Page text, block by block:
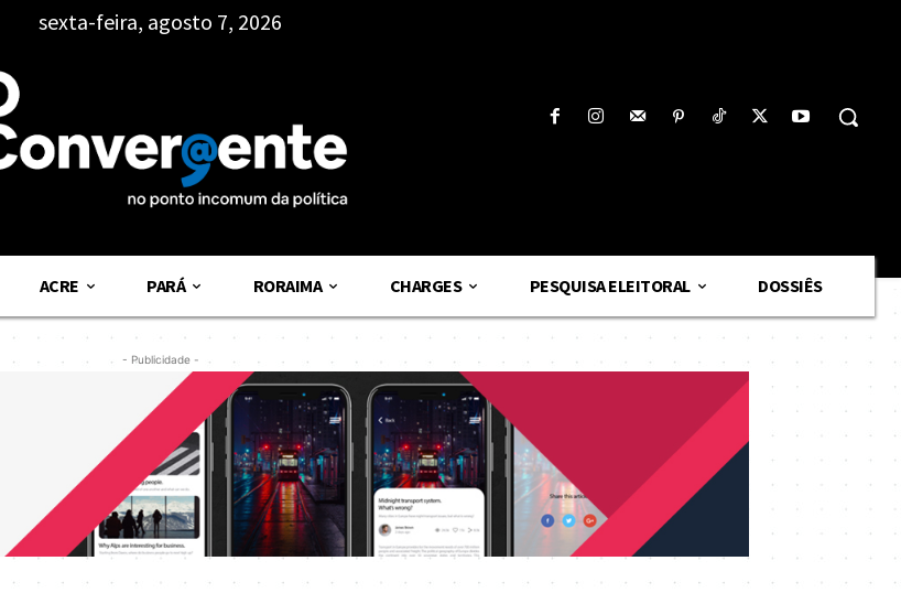
sexta-feira, agosto 7, 2026
ACRE PARÁ RORAIMA CHARGES PESQUISA ELEITORAL DOSSIÊS
- Publicidade -